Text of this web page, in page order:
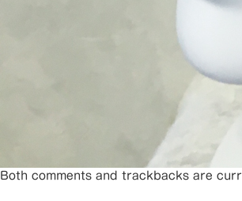
Both comments and trackbacks are